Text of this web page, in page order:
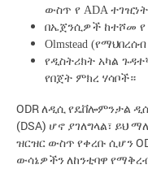
ውስጥ የ ADA
በኤጀንሲዎች ከተሾመ የ
Olmstead
የዲስትሪክት አካል
የበጀት ምክረ ሃሳቦች።
ODR ለዲሲ የዴቨሎምንታል
(DSA) ሆኖ ያገለግላል፣ ይህ
ዝርዝር ውስጥ የቀረቡ ሲሆን
ውሳኔዎችን ለከንቲባዋ